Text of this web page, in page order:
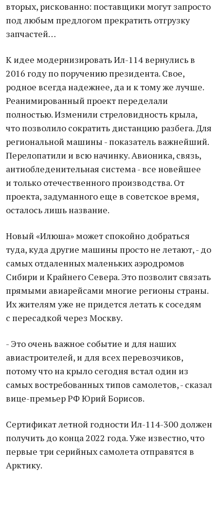
вторых, рискованно: поставщики могут запросто
под любым предлогом прекратить отгрузку
запчастей…
К идее модернизировать Ил-114 вернулись в
2016 году по поручению президента. Свое,
родное всегда надежнее, да и к тому же лучше.
Реанимированный проект переделали
полностью. Изменили стреловидность крыла,
что позволило сократить дистанцию разбега. Для
региональной машины - показатель важнейший.
Перелопатили и всю начинку. Авионика, связь,
антиобледенительная система - все новейшее
и только отечественного производства. От
проекта, задуманного еще в советское время,
осталось лишь название.
Новый «Илюша» может спокойно добраться
туда, куда другие машины просто не летают, - до
самых отдаленных маленьких аэродромов
Сибири и Крайнего Севера. Это позволит связать
прямыми авиарейсами многие регионы страны.
Их жителям уже не придется летать к соседям
с пересадкой через Москву.
- Это очень важное событие и для наших
авиастроителей, и для всех перевозчиков,
потому что на крыло сегодня встал один из
самых востребованных типов самолетов, - сказал
вице-премьер РФ Юрий Борисов.
Сертификат летной годности Ил-114-300 должен
получить до конца 2022 года. Уже известно, что
первые три серийных самолета отправятся в
Арктику.